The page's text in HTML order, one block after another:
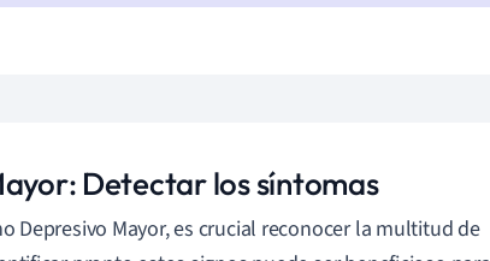
Detectar los síntomas
Depresivo Mayor, es crucial reconocer la multitud de